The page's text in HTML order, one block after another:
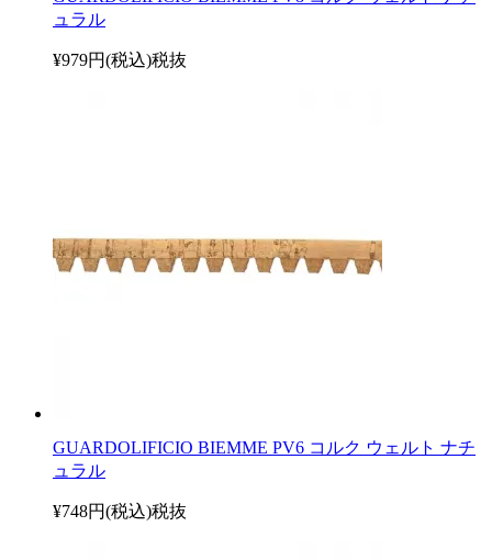
ュラル
¥979円(税込)税抜
GUARDOLIFICIO BIEMME PV6 コルク ウェルト ナチ
ュラル
¥748円(税込)税抜